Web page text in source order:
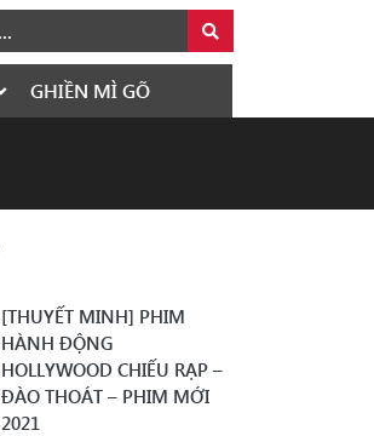
GHIỀN MÌ GÕ
[THUYẾT MINH] PHIM
HÀNH ĐỘNG
HOLLYWOOD CHIẾU RẠP –
ĐÀO THOÁT – PHIM MỚI
2021